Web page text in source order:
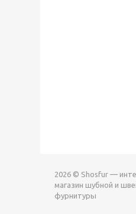
2026 © Shosfur —
магазин шубной и
фурнитуры